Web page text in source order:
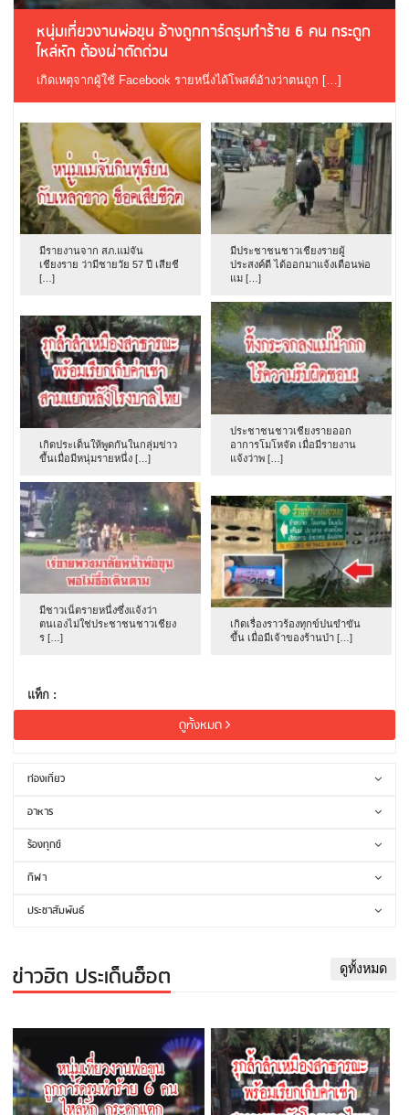
หนุ่มเที่ยวงานพ่อขุน อ้างถูกการ์ดรุมทำร้าย 6 คน กระดูก
ไหล่หัก ต้องผ่าตัดด่วน
เกิดเหตุจากผู้ใช้ Facebook รายหนึ่งได้โพสต์อ้างว่าตนถูก […]
มีรายงานจาก สภ.แม่จัน
เชียงราย ว่ามีชายวัย 57 ปี เสียชี
[…]
มีประชาชนชาวเชียงรายผู้
ประสงค์ดี ได้ออกมาแจ้งเตือนพ่อ
แม […]
เกิดประเด็นให้พูดกันในกลุ่มข่าว
ขึ้นเมื่อมีหนุ่มรายหนึ่ง […]
ประชาชนชาวเชียงรายออก
อาการโมโหจัด เมื่อมีรายงาน
แจ้งว่าพ […]
มีชาวเน็ตรายหนึ่งซึ่งแจ้งว่า
ตนเองไม่ใช่ประชาชนชาวเชียง
ร […]
เกิดเรื่องราวร้องทุกข์ปนขำขัน
ขึ้น เมื่อมีเจ้าของร้านป่า […]
แท็ก :
ดูทั้งหมด
ท่องเที่ยว
อาหาร
ร้องทุกข์
กีฬา
ประชาสัมพันธ์
ข่าวฮิต ประเด็นฮ็อต ดูทั้งหมด